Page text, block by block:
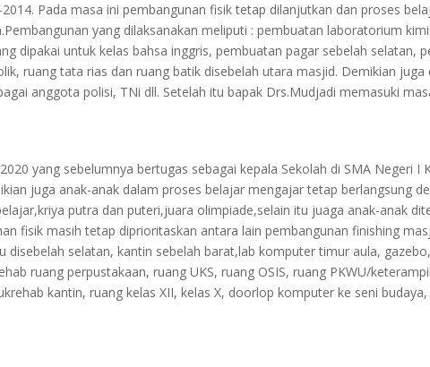
Pada masa ini pembangunan fisik tetap dilanjutkan dan proses
yang dilaksanakan meliputi : pembuatan laboratorium
dipakai untuk kelas bahsa inggris, pembuatan pagar sebelah selatan,
ruang tata rias dan ruang batik disebelah utara masjid. Demikian juga
anggota polisi, TNi dll. Setelah itu bapak Drs.Mudjadi memasuki
yang sebelumnya bertugas sebagai kepala Sekolah di SMA Negeri I
juga anak-anak dalam proses belajar mengajar tetap berlangsung
putra dan puteri,juara olimpiade,selain itu juaga anak-anak
fisik masih tetap diprioritaskan antara lain pembangunan finishing
selatan, kantin sebelah barat,lab komputer timur aula,
ruang perpustakaan, ruang UKS, ruang OSIS, ruang PKWU/
kantin, ruang kelas XII, kelas X, doorlop komputer ke seni